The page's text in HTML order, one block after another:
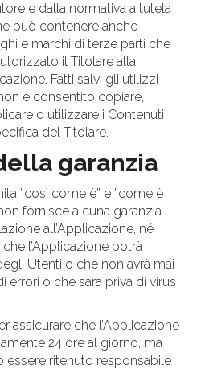
e dalla normativa a tutela
può contenere anche
e marchi di terze parti che
il Titolare alla
Fatti salvi gli utilizzi
è consentito copiare,
o utilizzare i Contenuti
del Titolare.
garanzia
”così come è” e ”come è
fornisce alcuna garanzia
all’Applicazione, né
l’Applicazione potrà
Utenti o che non avrà mai
errori o che sarà priva di virus
assicurare che l’Applicazione
24 ore al giorno, ma
essere ritenuto responsabile